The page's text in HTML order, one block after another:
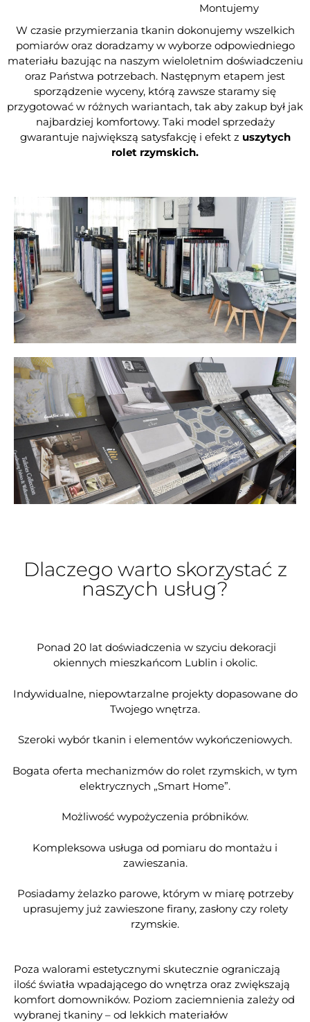
Montujemy
W czasie przymierzania tkanin dokonujemy wszelkich
pomiarów oraz doradzamy w wyborze odpowiedniego
materiału bazując na naszym wieloletnim doświadczeniu
oraz Państwa potrzebach. Następnym etapem jest
sporządzenie wyceny, którą zawsze staramy się
przygotować w różnych wariantach, tak aby zakup był jak
najbardziej komfortowy. Taki model sprzedaży
gwarantuje największą satysfakcję i efekt z uszytych
rolet rzymskich.
Dlaczego warto skorzystać z
naszych usług?
Ponad 20 lat doświadczenia w szyciu dekoracji
okiennych mieszkańcom Lublin i okolic.
Indywidualne, niepowtarzalne projekty dopasowane do
Twojego wnętrza.
Szeroki wybór tkanin i elementów wykończeniowych.
Bogata oferta mechanizmów do rolet rzymskich, w tym
elektrycznych „Smart Home”.
Możliwość wypożyczenia próbników.
Kompleksowa usługa od pomiaru do montażu i
zawieszania.
Posiadamy żelazko parowe, którym w miarę potrzeby
uprasujemy już zawieszone firany, zasłony czy rolety
rzymskie.
Poza walorami estetycznymi skutecznie ograniczają
ilość światła wpadającego do wnętrza oraz zwiększają
komfort domowników. Poziom zaciemnienia zależy od
wybranej tkaniny – od lekkich materiałów